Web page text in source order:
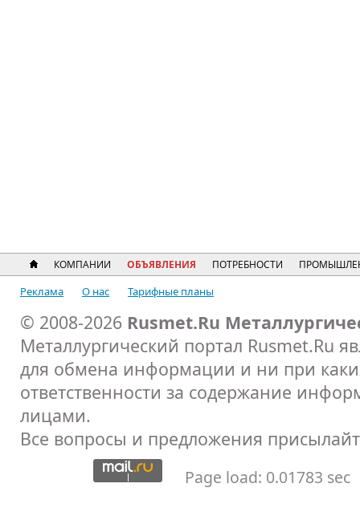
КОМПАНИИ ОБЪЯВЛЕНИЯ ПОТРЕБНОСТИ
Реклама О нас Тарифные планы
© 2008-2026 Rusmet.Ru
Металлургический портал Rusmet.Ru
для обмена информации и ни при
ответственности за содержание
лицами.
Все вопросы и предложения
Page load: 0.01783 sec